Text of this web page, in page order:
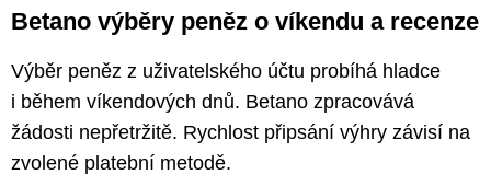
Betano výběry peněz o víkendu a recenze
Výběr peněz z uživatelského účtu probíhá hladce
i během víkendových dnů. Betano zpracovává
žádosti nepřetržitě. Rychlost připsání výhry závisí na
zvolené platební metodě.